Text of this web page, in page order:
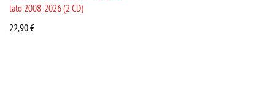
lato 2008-2026 (2 CD)
22,90€